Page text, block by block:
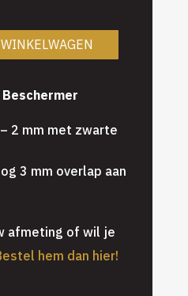
€46,95.
2 mm met zwarte
3 mm overlap aan
afmeting of wil je
hem dan hier!